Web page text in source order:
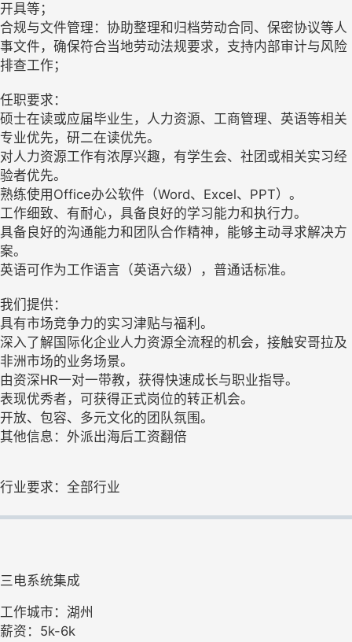
开具等；
合规与文件管理：协助整理和归档劳动合同、保密协议等人
事文件，确保符合当地劳动法规要求，支持内部审计与风险
排查工作；
任职要求：
硕士在读或应届毕业生，人力资源、工商管理、英语等相关
专业优先，研二在读优先。
对人力资源工作有浓厚兴趣，有学生会、社团或相关实习经
验者优先。
熟练使用Office办公软件（Word、Excel、PPT）。
工作细致、有耐心，具备良好的学习能力和执行力。
具备良好的沟通能力和团队合作精神，能够主动寻求解决方
案。
英语可作为工作语言（英语六级），普通话标准。
我们提供：
具有市场竞争力的实习津贴与福利。
深入了解国际化企业人力资源全流程的机会，接触安哥拉及
非洲市场的业务场景。
由资深HR一对一带教，获得快速成长与职业指导。
表现优秀者，可获得正式岗位的转正机会。
开放、包容、多元文化的团队氛围。
其他信息：外派出海后工资翻倍
行业要求：全部行业
三电系统集成
工作城市：湖州
薪资：5k-6k